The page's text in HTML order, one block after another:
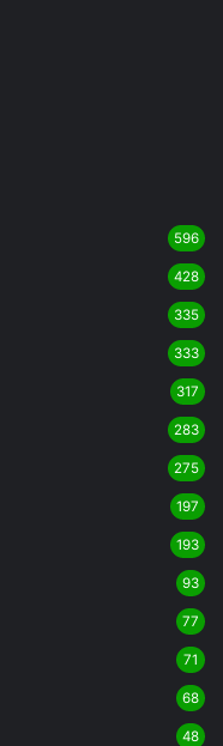
596
428
335
333
317
283
275
197
193
93
77
71
68
48